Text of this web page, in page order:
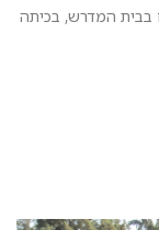
בבית המדרש, בכיתה